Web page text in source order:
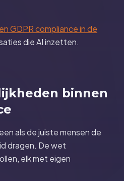
GDPR compliance in de
die AI inzetten.
binnen
als de juiste mensen de
dragen. De wet
elk met eigen